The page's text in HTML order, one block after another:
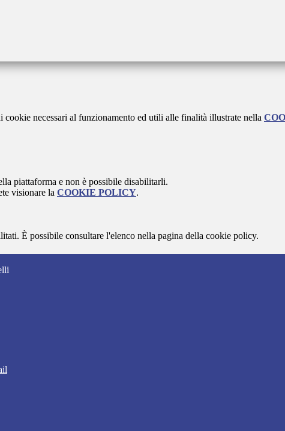
necessari al funzionamento ed utili alle finalità illustrate nella
piattaforma e non è possibile disabilitarli.
visionare la COOKIE POLICY.
È possibile consultare l'elenco nella pagina della cookie policy.